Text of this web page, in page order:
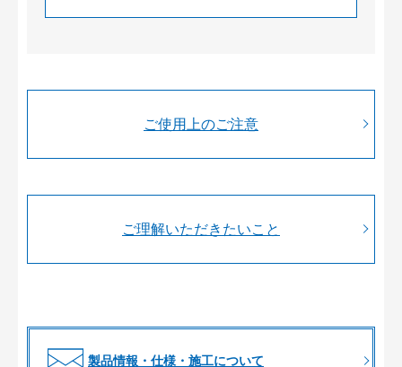
ご使用上のご注意
ご理解いただきたいこと
製品情報・仕様・施工について